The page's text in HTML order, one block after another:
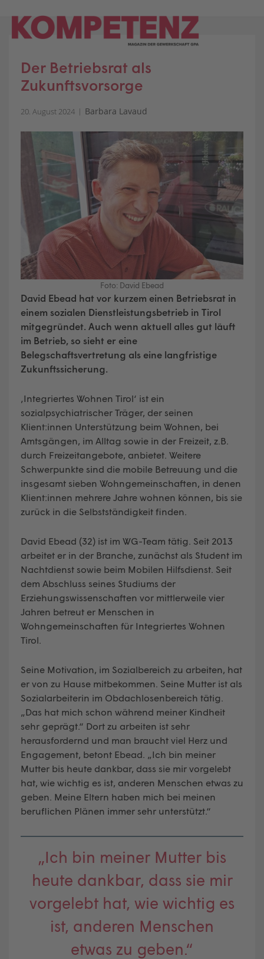
content
Der Betriebsrat als
Zukunftsvorsorge
20. August 2024 Barbara Lavaud
Foto: David Ebead
David Ebead hat vor kurzem einen Betriebsrat in
einem sozialen Dienstleistungsbetrieb in Tirol
mitgegründet. Auch wenn aktuell alles gut läuft
im Betrieb, so sieht er eine
Belegschaftsvertretung als eine langfristige
Zukunftssicherung.
‚Integriertes Wohnen Tirol‘ ist ein
sozialpsychiatrischer Träger, der seinen
Klient:innen Unterstützung beim Wohnen, bei
Amtsgängen, im Alltag sowie in der Freizeit, z.B.
durch Freizeitangebote, anbietet. Weitere
Schwerpunkte sind die mobile Betreuung und die
insgesamt sieben Wohngemeinschaften, in denen
Klient:innen mehrere Jahre wohnen können, bis sie
zurück in die Selbstständigkeit finden.
David Ebead (32) ist im WG-Team tätig. Seit 2013
arbeitet er in der Branche, zunächst als Student im
Nachtdienst sowie beim Mobilen Hilfsdienst. Seit
dem Abschluss seines Studiums der
Erziehungswissenschaften vor mittlerweile vier
Jahren betreut er Menschen in
Wohngemeinschaften für Integriertes Wohnen
Tirol.
Seine Motivation, im Sozialbereich zu arbeiten, hat
er von zu Hause mitbekommen. Seine Mutter ist als
Sozialarbeiterin im Obdachlosenbereich tätig.
„Das hat mich schon während meiner Kindheit
sehr geprägt.“ Dort zu arbeiten ist sehr
herausfordernd und man braucht viel Herz und
Engagement, betont Ebead. „Ich bin meiner
Mutter bis heute dankbar, dass sie mir vorgelebt
hat, wie wichtig es ist, anderen Menschen etwas zu
geben. Meine Eltern haben mich bei meinen
beruflichen Plänen immer sehr unterstützt.“
„Ich bin meiner Mutter bis
heute dankbar, dass sie mir
vorgelebt hat, wie wichtig es
ist, anderen Menschen
etwas zu geben.“